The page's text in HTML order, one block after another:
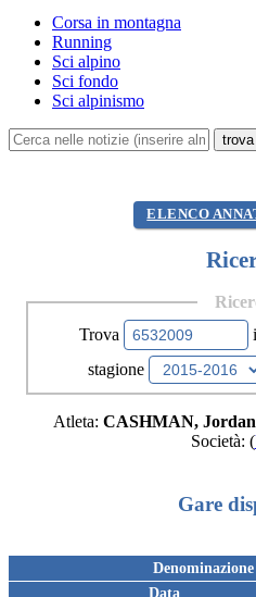
Corsa in montagna
Running
Sci alpino
Sci fondo
Sci alpinismo
ELENCO
Trova
stagione
Atleta: CASHMAN, Jordan
Società: (
Gare
Data
Denominazione